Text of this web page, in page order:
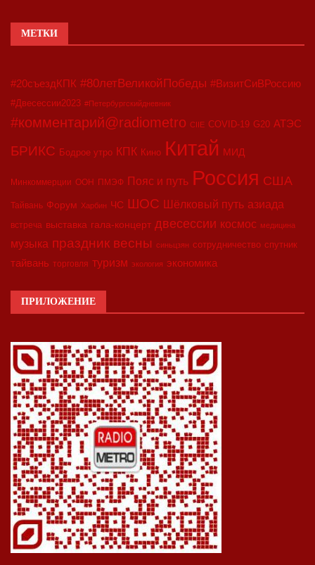
МЕТКИ
#20съездКПК #80летВеликойПобеды #ВизитСиВРоссию
#Двесессии2023 #Петербургскийдневник
#комментарий@radiometro CIIE COVID-19 G20 АТЭС
БРИКС Бодрое утро КПК Кино Китай МИД
Минкоммерции ООН ПМЭФ Пояс и путь Россия США
Тайвань Форум Харбин ЧС ШОС Шёлковый путь азиада
встреча выставка гала-концерт двесессии космос медицина
музыка праздник весны синьцзян сотрудничество спутник
тайвань торговля туризм экология экономика
ПРИЛОЖЕНИЕ